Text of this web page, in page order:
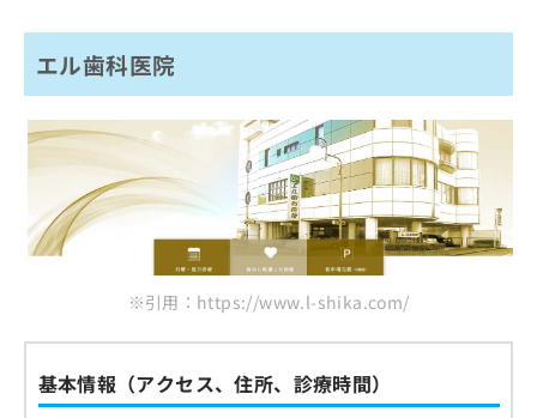
エル歯科医院
※引用：https://www.l-shika.com/
基本情報（アクセス、住所、診療時間）